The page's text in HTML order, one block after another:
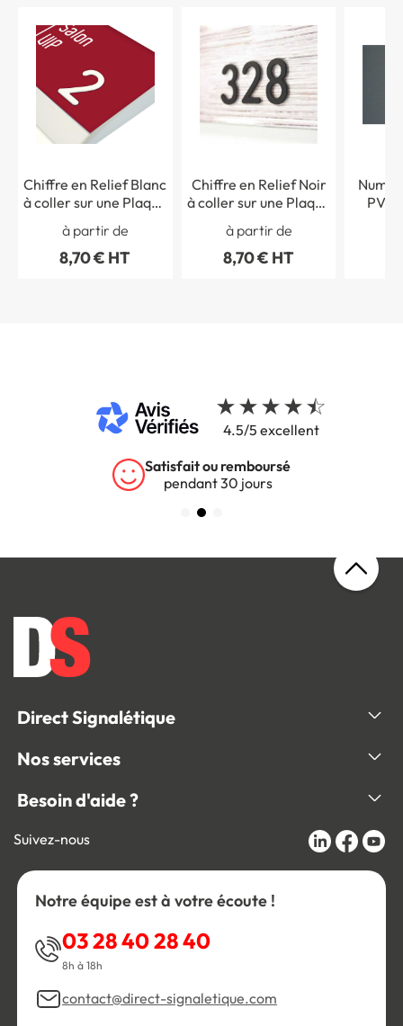
Chiffre en Relief Blanc
à coller sur une Plaque
de Porte - H 30 mm -
Gamme Station
à partir de
8,70 € HT
Chiffre en Relief Noir
à coller sur une Plaque
de Porte - H 30 mm -
Gamme Station
à partir de
8,70 € HT
PVC
4.5/5 excellent
Satisfait ou remboursé
pendant 30 jours
Direct Signalétique
Nos services
Besoin d'aide ?
Suivez-nous
Notre équipe est à votre écoute !
03 28 40 28 40
8h à 18h
contact@direct-signaletique.com